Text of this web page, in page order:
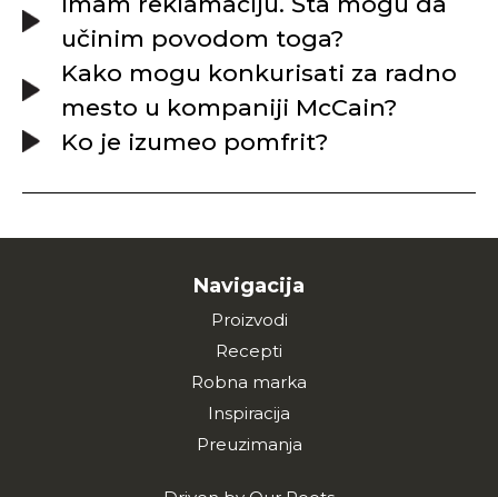
učinim povodom toga?
Kako mogu konkurisati za radno
mesto u kompaniji McCain?
Ko je izumeo pomfrit?
Navigacija
Proizvodi
Recepti
Robna marka
Inspiracija
Preuzimanja